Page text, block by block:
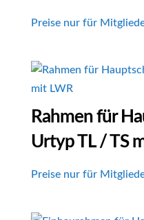
Preise nur für
Rahmen für
Urtyp TL / TS
Preise nur für